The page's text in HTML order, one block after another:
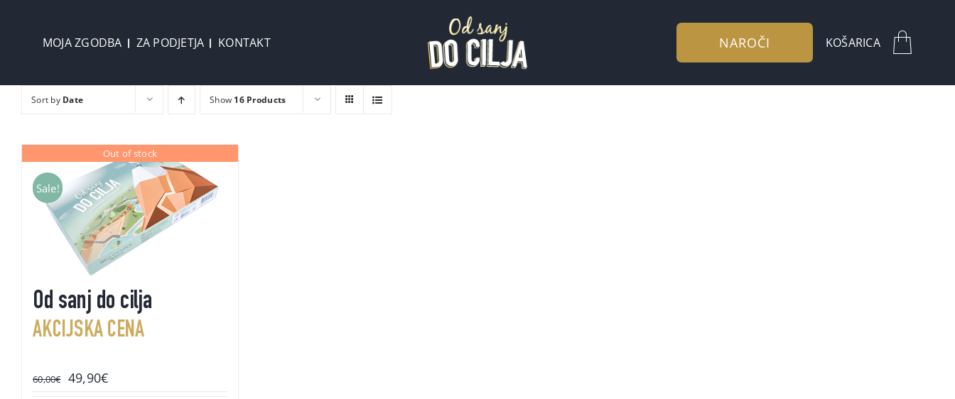
contentMOJA ZGODBA ZA PODJETJA KONTAKT NAROČI KOŠARICA
Sort by Date Show 16 Products
Out of stock
Sale!
Od sanj do cilja
AKCIJSKA CENA
60,00€ Original
49,90€Current